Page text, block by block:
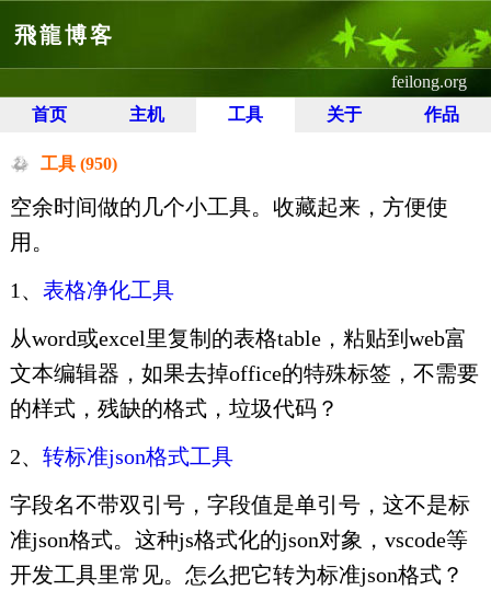
飛龍博客
feilong.org
首页
主机 工具 关于 作品
工具 (950)
空余时间做的几个小工具。收藏起来，方便使
用。
1、 表格净化工具
从word或excel里复制的表格table，粘贴到web富
文本编辑器，如果去掉office的特殊标签，不需要
的样式，残缺的格式，垃圾代码？
2、 转标准json格式工具
字段名不带双引号，字段值是单引号，这不是标
准json格式。这种js格式化的json对象，vscode等
开发工具里常见。怎么把它转为标准json格式？